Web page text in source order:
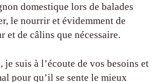
domestique lors de balades
le nourrir et évidemment de
et de câlins que nécessaire.
je suis à l’écoute de vos besoins et
pour qu’il se sente le mieux